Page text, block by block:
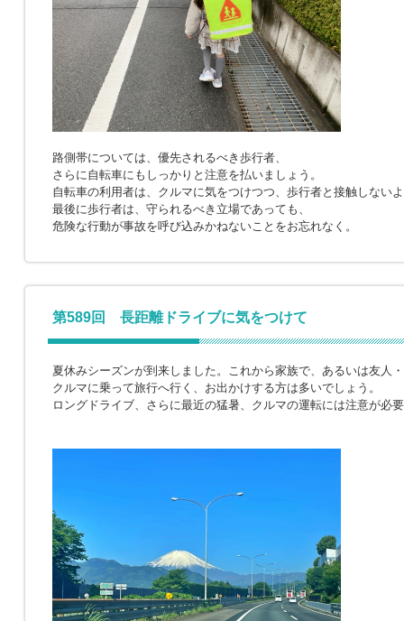
路側帯については、優先されるべき歩行者、
さらに自転車にもしっかりと注意を払いましょう。
自転車の利用者は、クルマに気をつけつつ、歩行者と接触しない
最後に歩行者は、守られるべき立場であっても、
危険な行動が事故を呼び込みかねないことをお忘れなく。
第589回 長距離ドライブに気をつけて
夏休みシーズンが到来しました。これから家族で、あるいは友人
クルマに乗って旅行へ行く、お出かけする方は多いでしょう。
ロングドライブ、さらに最近の猛暑、クルマの運転には注意が必